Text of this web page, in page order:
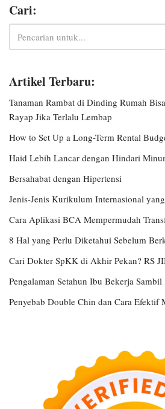
Cari:
Artikel Terbaru:
Tanaman Rambat di Dinding Rumah
Rayap Jika Terlalu Lembap
How to Set Up a Long-Term Rental
Haid Lebih Lancar dengan Hindari
Bersahabat dengan Hipertensi
Jenis-Jenis Kurikulum Internasional
Cara Aplikasi BCA Mempermudah
8 Hal yang Perlu Diketahui Sebelum
Cari Dokter SpKK di Akhir Pekan? RS
Pengalaman Setahun Ibu Bekerja
Penyebab Double Chin dan Cara Efektif